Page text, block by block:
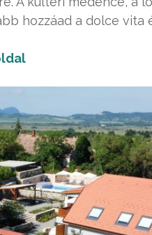
hozzáad a dolce vita